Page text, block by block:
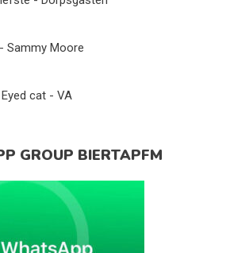
Sammy Moore
cat - VA
GROUP BIERTAPFM